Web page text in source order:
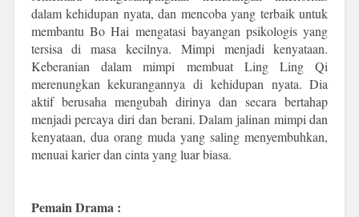
dalam kehidupan nyata, dan mencoba yang terbaik untuk
membantu Bo Hai mengatasi bayangan psikologis yang
tersisa di masa kecilnya. Mimpi menjadi kenyataan.
Keberanian dalam mimpi membuat Ling Ling Qi
merenungkan kekurangannya di kehidupan nyata. Dia
aktif berusaha mengubah dirinya dan secara bertahap
menjadi percaya diri dan berani. Dalam jalinan mimpi dan
kenyataan, dua orang muda yang saling menyembuhkan,
menuai karier dan cinta yang luar biasa.
Pemain Drama :